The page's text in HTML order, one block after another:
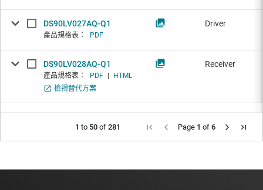
DS90LV027AQ-Q1
產品規格表： PDF
Driver
DS90LV028AQ-Q1
產品規格表： PDF
HTML
檢視替代方案
Receiver
1 to 50 of 281 Page 1 of 6